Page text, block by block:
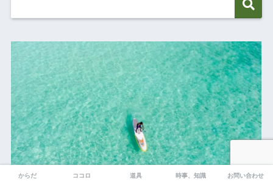
からだ ココロ 道具 時事、知識 お問い合わせ